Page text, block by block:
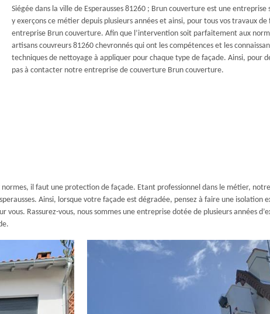
Siégée dans la ville de Esperausses 81260 ; Brun couverture est une
y exerçons ce métier depuis plusieurs années et ainsi, pour tous vos travaux
entreprise Brun couverture. Afin que l’intervention soit parfaitement aux
artisans couvreurs 81260 chevronnés qui ont les compétences et les
techniques de nettoyage à appliquer pour chaque type de façade. Ainsi, pour
pas à contacter notre entreprise de couverture Brun couverture.
il faut une protection de façade. Etant professionnel dans le métier,
Ainsi, lorsque votre façade est dégradée, pensez à faire une isolation
Rassurez-vous, nous sommes une entreprise dotée de plusieurs années